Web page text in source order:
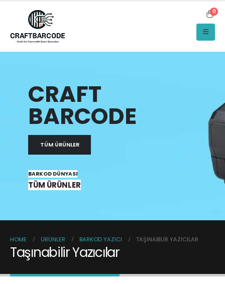
0
CRAFT
BARCODE
TÜM ÜRÜNLER
BARKOD DÜNYASI
TÜM ÜRÜNLER
HOME ÜRÜNLER BARKOD YAZICI TAŞINABILIR YAZICILAR
Taşınabilir Yazıcılar